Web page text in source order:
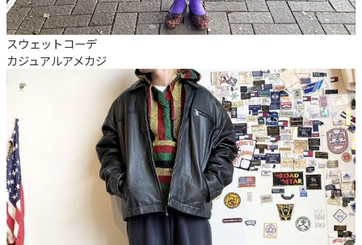
スウェットコーデ
カジュアルアメカジ